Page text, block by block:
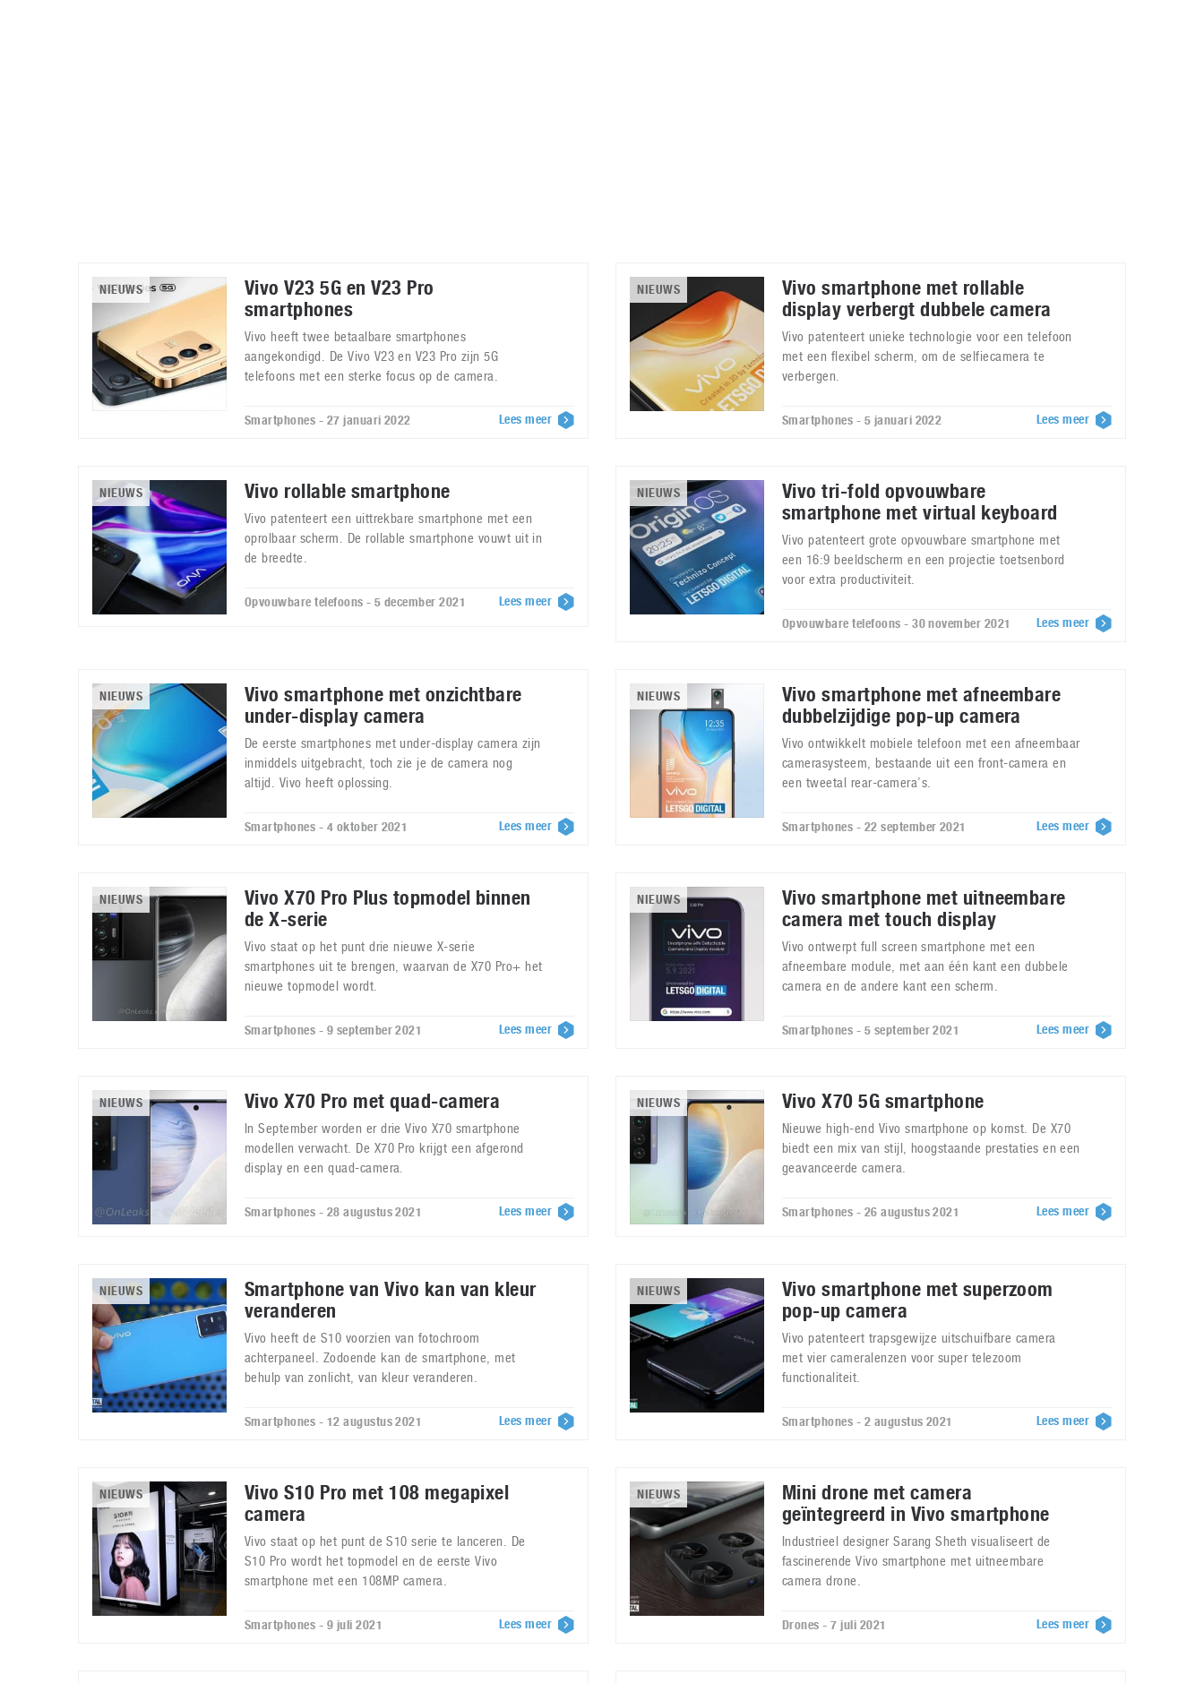
NIEUWS
Vivo V23 5G en V23 Pro
smartphones
Vivo heeft twee betaalbare smartphones
aangekondigd. De Vivo V23 en V23 Pro zijn 5G
telefoons met een sterke focus op de camera.
Smartphones - 27 januari 2022 Lees meer
NIEUWS
Vivo smartphone met rollable
display verbergt dubbele camera
Vivo patenteert unieke technologie voor een telefoon
met een flexibel scherm, om de selfiecamera te
verbergen.
Smartphones - 5 januari 2022 Lees meer
NIEUWS Vivo rollable smartphone
Vivo patenteert een uittrekbare smartphone met een
oprolbaar scherm. De rollable smartphone vouwt uit in
de breedte.
Opvouwbare telefoons - 5 december 2021 Lees meer
NIEUWS
Vivo tri-fold opvouwbare
smartphone met virtual keyboard
Vivo patenteert grote opvouwbare smartphone met
een 16:9 beeldscherm en een projectie toetsenbord
voor extra productiviteit.
Opvouwbare telefoons - 30 november 2021 Lees meer
NIEUWS
Vivo smartphone met onzichtbare
under-display camera
De eerste smartphones met under-display camera zijn
inmiddels uitgebracht, toch zie je de camera nog
altijd. Vivo heeft oplossing.
Smartphones - 4 oktober 2021 Lees meer
NIEUWS
Vivo smartphone met afneembare
dubbelzijdige pop-up camera
Vivo ontwikkelt mobiele telefoon met een afneembaar
camerasysteem, bestaande uit een front-camera en
een tweetal rear-camera’s.
Smartphones - 22 september 2021 Lees meer
NIEUWS
Vivo X70 Pro Plus topmodel binnen
de X-serie
Vivo staat op het punt drie nieuwe X-serie
smartphones uit te brengen, waarvan de X70 Pro+ het
nieuwe topmodel wordt.
Smartphones - 9 september 2021 Lees meer
NIEUWS
Vivo smartphone met uitneembare
camera met touch display
Vivo ontwerpt full screen smartphone met een
afneembare module, met aan één kant een dubbele
camera en de andere kant een scherm.
Smartphones - 5 september 2021 Lees meer
NIEUWS Vivo X70 Pro met quad-camera
In September worden er drie Vivo X70 smartphone
modellen verwacht. De X70 Pro krijgt een afgerond
display en een quad-camera.
Smartphones - 28 augustus 2021 Lees meer
NIEUWS Vivo X70 5G smartphone
Nieuwe high-end Vivo smartphone op komst. De X70
biedt een mix van stijl, hoogstaande prestaties en een
geavanceerde camera.
Smartphones - 26 augustus 2021 Lees meer
NIEUWS
Smartphone van Vivo kan van kleur
veranderen
Vivo heeft de S10 voorzien van fotochroom
achterpaneel. Zodoende kan de smartphone, met
behulp van zonlicht, van kleur veranderen.
Smartphones - 12 augustus 2021 Lees meer
NIEUWS
Vivo smartphone met superzoom
pop-up camera
Vivo patenteert trapsgewijze uitschuifbare camera
met vier cameralenzen voor super telezoom
functionaliteit.
Smartphones - 2 augustus 2021 Lees meer
NIEUWS
Vivo S10 Pro met 108 megapixel
camera
Vivo staat op het punt de S10 serie te lanceren. De
S10 Pro wordt het topmodel en de eerste Vivo
smartphone met een 108MP camera.
Smartphones - 9 juli 2021 Lees meer
NIEUWS
Mini drone met camera
geïntegreerd in Vivo smartphone
Industrieel designer Sarang Sheth visualiseert de
fascinerende Vivo smartphone met uitneembare
camera drone.
Drones - 7 juli 2021 Lees meer